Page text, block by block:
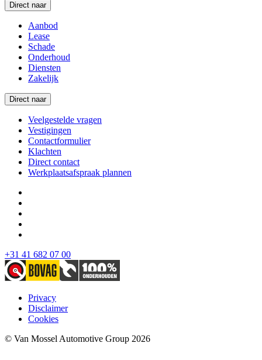
Direct naar
Aanbod
Lease
Schade
Onderhoud
Diensten
Zakelijk
Direct naar
Veelgestelde vragen
Vestigingen
Contactformulier
Klachten
Direct contact
Werkplaatsafspraak plannen
+31 41 682 07 00
Privacy
Disclaimer
Cookies
© Van Mossel Automotive Group 2026